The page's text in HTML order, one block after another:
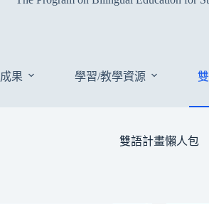
果 學習/教學資源
雙語計畫懶人包